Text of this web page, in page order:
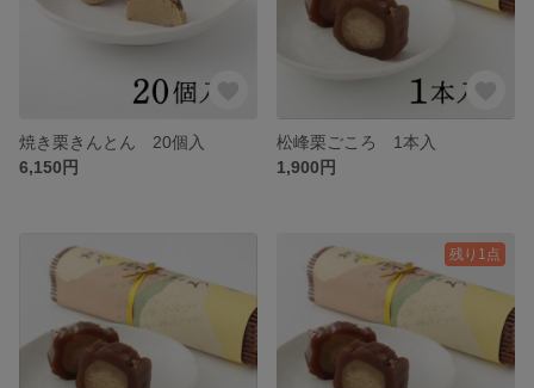
焼き栗きんとん 20個入
6,150円
松峰栗ごころ 1本入
1,900円
残り1点